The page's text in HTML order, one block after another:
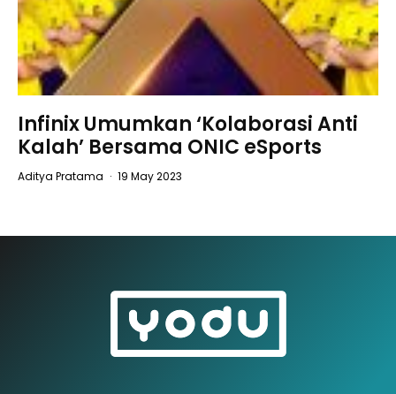
Infinix Umumkan ‘Kolaborasi Anti
Kalah’ Bersama ONIC eSports
Aditya Pratama · 19 May 2023